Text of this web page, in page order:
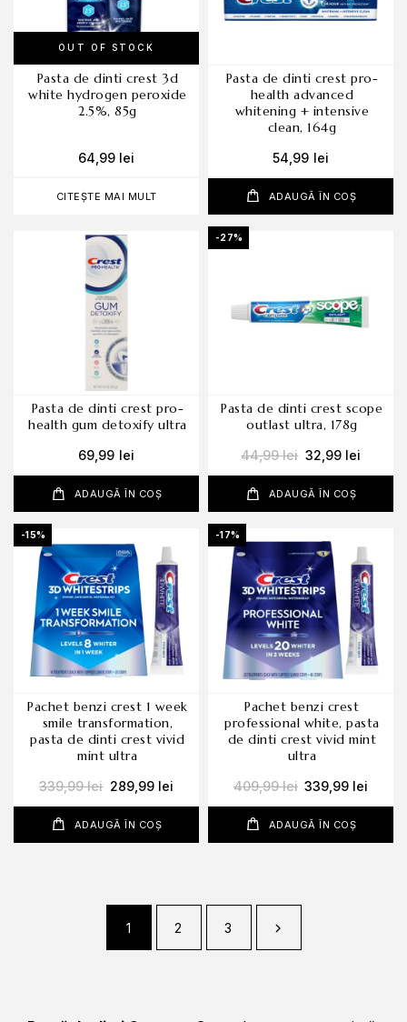
OUT OF STOCK
CITEȘTE MAI MULT
pasta de dinti crest 3d
white hydrogen peroxide
2.5%, 85g
64,99 lei
ADAUGĂ ÎN COȘ
pasta de dinti crest pro-
health advanced
whitening + intensive
clean, 164g
54,99 lei
ADAUGĂ ÎN COȘ
pasta de dinti crest pro-
health gum detoxify ultra
69,99 lei
-27%
ADAUGĂ ÎN COȘ
pasta de dinti crest scope
outlast ultra, 178g
44,99lei 32,99 lei
-15%
ADAUGĂ ÎN COȘ
pachet benzi crest 1 week
smile transformation,
pasta de dinti crest vivid
mint ultra
339,99lei 289,99 lei
-17%
ADAUGĂ ÎN COȘ
pachet benzi crest
professional white, pasta
de dinti crest vivid mint
ultra
409,99lei 339,99 lei
1 2 3